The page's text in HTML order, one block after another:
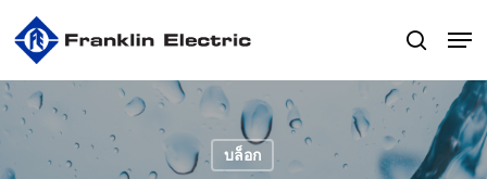
Skip
to
main
content
search
บล็อก